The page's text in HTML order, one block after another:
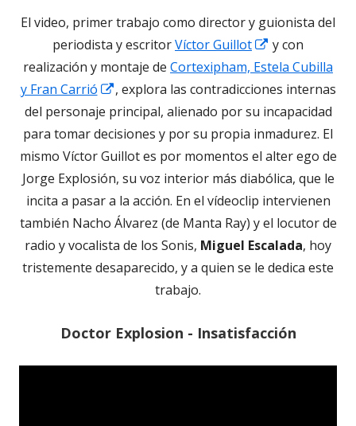
El video, primer trabajo como director y guionista del
periodista y escritorVíctor Guillot
Abrir
en
una
ventana
nueva
y con
realización y montaje de Cortexipham, Estela Cubilla
y Fran Carrió
Abrir
en
una
ventana
nueva
, explora las contradicciones internas
del personaje principal, alienado por su incapacidad
para tomar decisiones y por su propia inmadurez. El
mismo Víctor Guillot es por momentos el alter ego de
Jorge Explosión, su voz interior más diabólica, que le
incita a pasar a la acción. En el vídeoclip intervienen
también Nacho Álvarez (de Manta Ray) y el locutor de
radio y vocalista de los Sonis, Miguel Escalada, hoy
tristemente desaparecido, y a quien se le dedica este
trabajo.
Doctor Explosion - Insatisfacción